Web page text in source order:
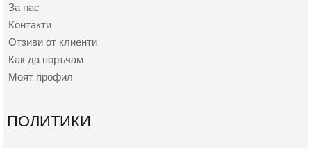
За нас
Контакти
Отзиви от клиенти
Как да поръчам
Моят профил
ПОЛИТИКИ